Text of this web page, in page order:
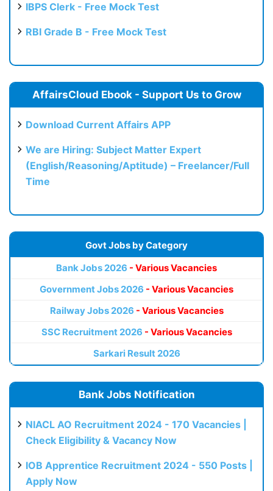
IBPS Clerk - Free Mock Test
RBI Grade B - Free Mock Test
AffairsCloud Ebook - Support Us to Grow
Download Current Affairs APP
We are Hiring: Subject Matter Expert
(English/Reasoning/Aptitude) – Freelancer/Full
Time
Govt Jobs by Category
Bank Jobs 2026 - Various Vacancies
Government Jobs 2026 - Various Vacancies
Railway Jobs 2026 - Various Vacancies
SSC Recruitment 2026 - Various Vacancies
Sarkari Result 2026
Bank Jobs Notification
NIACL AO Recruitment 2024 - 170 Vacancies |
Check Eligibility & Vacancy Now
IOB Apprentice Recruitment 2024 - 550 Posts |
Apply Now